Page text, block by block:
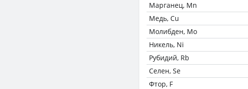
Марганец, Mn
Медь, Cu
Молибден, Mo
Никель, Ni
Рубидий, Rb
Селен, Se
Фтор, F